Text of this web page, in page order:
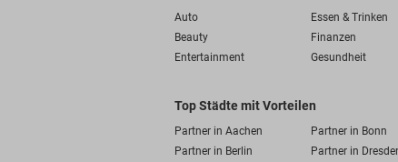
Auto Essen & Trinken
Beauty
Finanzen
Entertainment
Gesundheit
Top Städte mit Vorteilen
Partner in Aachen Partner in Bonn
Partner in Berlin
Partner in